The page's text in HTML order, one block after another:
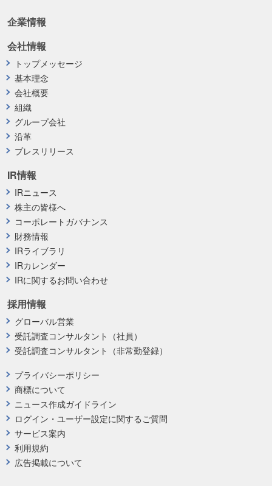
企業情報
プライバシーポリシー
商標について
ニュース作成ガイドライン
ログイン・ユーザー設定に関するご質問
サービス案内
利用規約
広告掲載について
採用情報
グローバル営業
受託調査コンサルタント（社員）
受託調査コンサルタント（非常勤登録）
会社情報
トップメッセージ
基本理念
会社概要
組織
グループ会社
沿革
プレスリリース
IR情報
IRニュース
株主の皆様へ
コーポレートガバナンス
財務情報
IRライブラリ
IRカレンダー
IRに関するお問い合わせ